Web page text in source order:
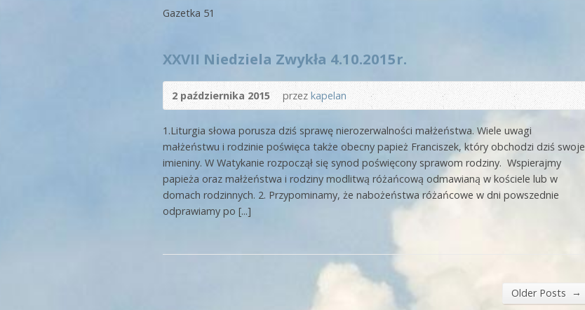
Gazetka 51
XXVII Niedziela Zwykła 4.10.2015r.
2 października 2015 przezkapelan
1.Liturgia słowa porusza dziś sprawę nierozerwalności małżeństwa. Wiele uwagi
małżeństwu i rodzinie poświęca także obecny papież Franciszek, który obchodzi dziś swoje
imieniny. W Watykanie rozpoczął się synod poświęcony sprawom rodziny. Wspierajmy
papieża oraz małżeństwa i rodziny modlitwą różańcową odmawianą w kościele lub w
domach rodzinnych. 2. Przypominamy, że nabożeństwa różańcowe w dni powszednie
odprawiamy po [...]
Older Posts →